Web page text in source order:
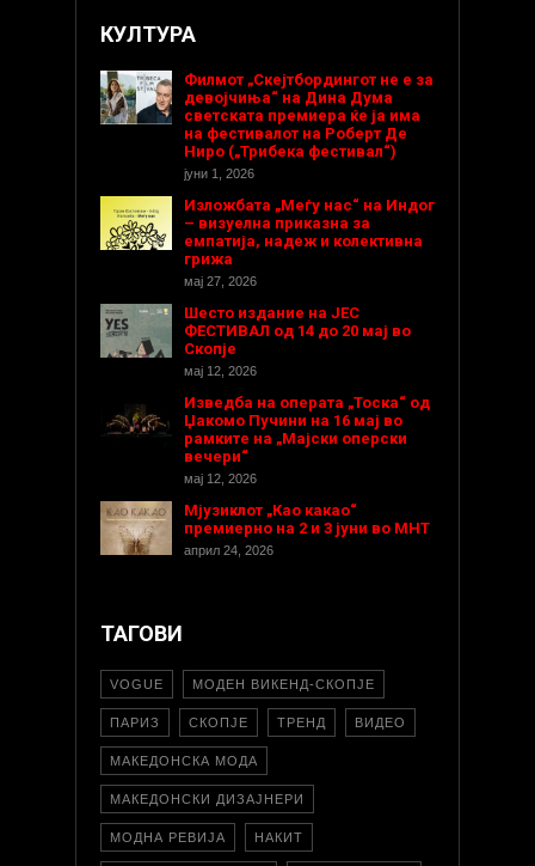
КУЛТУРА
Филмот „Скејтбордингот не е за
девојчиња“ на Дина Дума
светската премиера ќе ја има
на фестивалот на Роберт Де
Ниро („Трибека фестивал“)
јуни 1, 2026
Изложбата „Меѓу нас“ на Индог
– визуелна приказна за
емпатија, надеж и колективна
грижа
мај 27, 2026
Шесто издание на ЈЕС
ФЕСТИВАЛ од 14 до 20 мај во
Скопје
мај 12, 2026
Изведба на операта „Тоска“ од
Џакомо Пучини на 16 мај во
рамките на „Мајски оперски
вечери“
мај 12, 2026
Мјузиклот „Као какао“
премиерно на 2 и 3 јуни во МНТ
април 24, 2026
ТАГОВИ
VOGUE МОДЕН ВИКЕНД-СКОПЈЕ
ПАРИЗ СКОПЈЕ ТРЕНД ВИДЕО
МАКЕДОНСКА МОДА
МАКЕДОНСКИ ДИЗАЈНЕРИ
МОДНА РЕВИЈА НАКИТ